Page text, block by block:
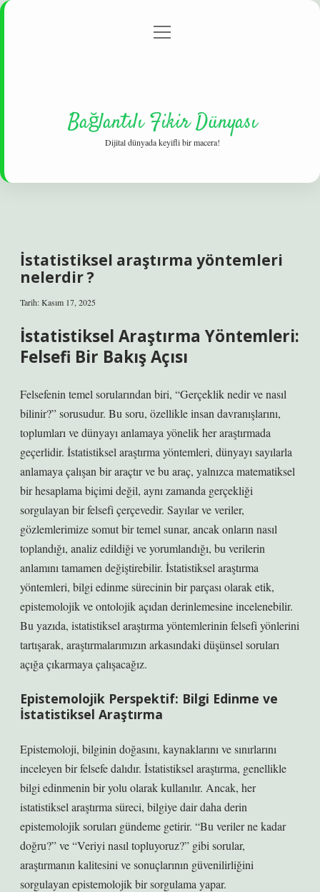
Gizlilik Politikası
menüyü
Bağlantılı Fikir Dünyası
Dijital dünyada keyifli bir macera!
İstatistiksel araştırma yöntemleri
nelerdir ?
Tarih: Kasım 17, 2025
İstatistiksel Araştırma Yöntemleri:
Felsefi Bir Bakış Açısı
Felsefenin temel sorularından biri, “Gerçeklik nedir ve nasıl
bilinir?” sorusudur. Bu soru, özellikle insan davranışlarını,
toplumları ve dünyayı anlamaya yönelik her araştırmada
geçerlidir. İstatistiksel araştırma yöntemleri, dünyayı sayılarla
anlamaya çalışan bir araçtır ve bu araç, yalnızca matematiksel
bir hesaplama biçimi değil, aynı zamanda gerçekliği
sorgulayan bir felsefi çerçevedir. Sayılar ve veriler,
gözlemlerimize somut bir temel sunar, ancak onların nasıl
toplandığı, analiz edildiği ve yorumlandığı, bu verilerin
anlamını tamamen değiştirebilir. İstatistiksel araştırma
yöntemleri, bilgi edinme sürecinin bir parçası olarak etik,
epistemolojik ve ontolojik açıdan derinlemesine incelenebilir.
Bu yazıda, istatistiksel araştırma yöntemlerinin felsefi yönlerini
tartışarak, araştırmalarımızın arkasındaki düşünsel soruları
açığa çıkarmaya çalışacağız.
Epistemolojik Perspektif: Bilgi Edinme ve
İstatistiksel Araştırma
Epistemoloji, bilginin doğasını, kaynaklarını ve sınırlarını
inceleyen bir felsefe dalıdır. İstatistiksel araştırma, genellikle
bilgi edinmenin bir yolu olarak kullanılır. Ancak, her
istatistiksel araştırma süreci, bilgiye dair daha derin
epistemolojik soruları gündeme getirir. “Bu veriler ne kadar
doğru?” ve “Veriyi nasıl topluyoruz?” gibi sorular,
araştırmanın kalitesini ve sonuçlarının güvenilirliğini
sorgulayan epistemolojik bir sorgulama yapar.